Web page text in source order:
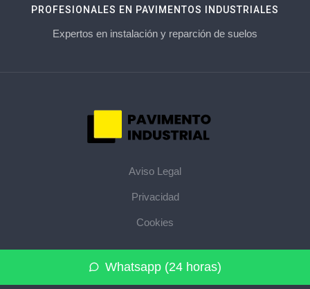
Whatsapp (24 horas)
PROFESIONALES EN PAVIMENTOS INDUSTRIALES
Expertos en instalación y reparción de suelos
Aviso Legal
Privacidad
Cookies
© 2026 pavimentoindustrial.pro · La web de pavimentos
industriales de su provincia · Mapa del sitio